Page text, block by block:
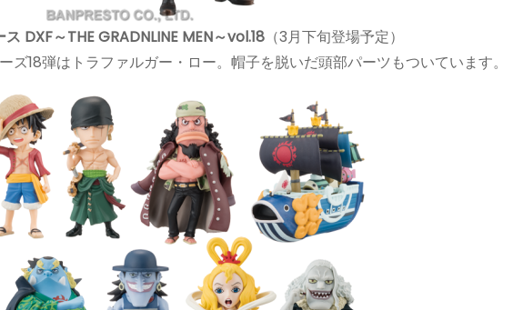
ス DXF～THE GRADNLINE MEN～vol.18 （3月下旬登場予定）
ズ18弾はトラファルガー・ロー。帽子を脱いだ頭部パーツもついています。